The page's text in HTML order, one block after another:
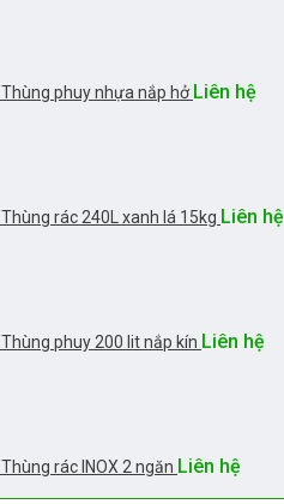
Thùng phuy nhựa nắp hở Liên hệ
Thùng rác 240L xanh lá 15kg Liên hệ
Thùng phuy 200 lit nắp kín Liên hệ
Thùng rác INOX 2 ngăn Liên hệ